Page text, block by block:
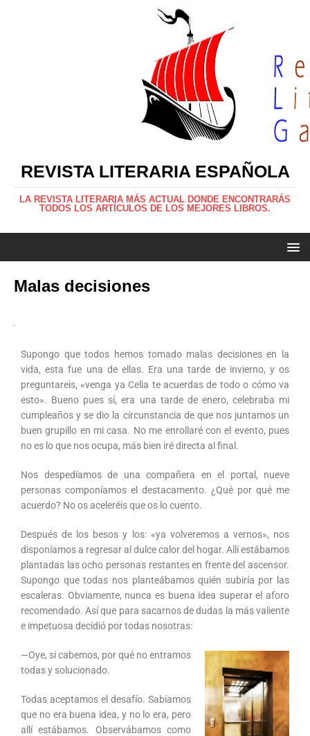
REVISTA LITERARIA ESPAÑOLA
LA REVISTA LITERARIA MÁS ACTUAL DONDE ENCONTRARÁS
TODOS LOS ARTÍCULOS DE LOS MEJORES LIBROS.
Malas decisiones
Supongo que todos hemos tomado malas decisiones en la
vida, esta fue una de ellas. Era una tarde de invierno, y os
preguntareis, «venga ya Celia te acuerdas de todo o cómo va
esto». Bueno pues sí, era una tarde de enero, celebraba mi
cumpleaños y se dio la circunstancia de que nos juntamos un
buen grupillo en mi casa. No me enrollaré con el evento, pues
no es lo que nos ocupa, más bien iré directa al final.
Nos despedíamos de una compañera en el portal, nueve
personas componíamos el destacamento. ¿Qué por qué me
acuerdo? No os aceleréis que os lo cuento.
Después de los besos y los: «ya volveremos a vernos», nos
disponíamos a regresar al dulce calor del hogar. Allí estábamos
plantadas las ocho personas restantes en frente del ascensor.
Supongo que todas nos planteábamos quién subiría por las
escaleras. Obviamente, nunca es buena idea superar el aforo
recomendado. Así que para sacarnos de dudas la más valiente
e impetuosa decidió por todas nosotras:
—Oye, si cabemos, por qué no entramos
todas y solucionado.
Todas aceptamos el desafío. Sabíamos
que no era buena idea, y no lo era, pero
allí estábamos. Observábamos como